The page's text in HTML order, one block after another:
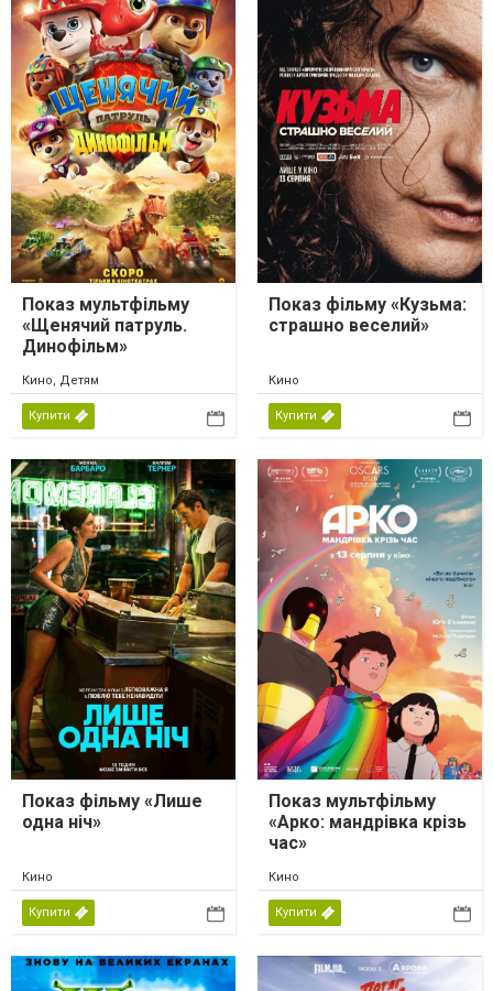
Показ мультфільму
«Щенячий патруль.
Динофільм»
Кино, Детям
Купити
Показ фільму «Кузьма:
страшно веселий»
Кино
Купити
Показ фільму «Лише
одна ніч»
Кино
Купити
Показ мультфільму
«Арко: мандрівка крізь
час»
Кино
Купити